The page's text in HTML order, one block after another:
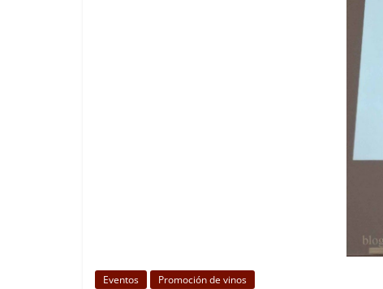
Eventos Promoción de vinos